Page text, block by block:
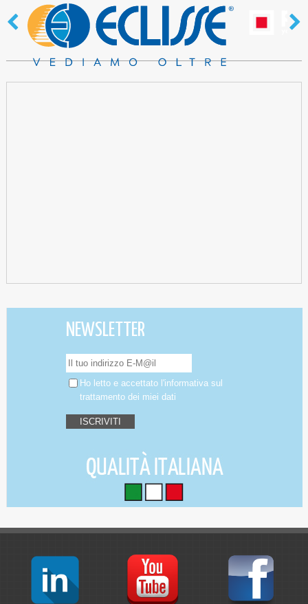
NEWSLETTER
Ho letto e accettato l'informativasul
trattamento dei miei dati